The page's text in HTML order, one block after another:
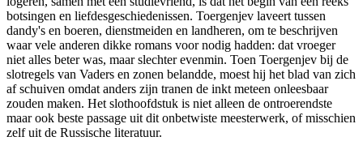
botsingen en liefdesgeschiedenissen. Toergenjev laveert tussen
dandy's en boeren, dienstmeiden en landheren, om te beschrijven
waar vele anderen dikke romans voor nodig hadden: dat vroeger
niet alles beter was, maar slechter evenmin. Toen Toergenjev bij de
slotregels van Vaders en zonen belandde, moest hij het blad van zich
af schuiven omdat anders zijn tranen de inkt meteen onleesbaar
zouden maken. Het slothoofdstuk is niet alleen de ontroerendste
maar ook beste passage uit dit onbetwiste meesterwerk, of misschien
zelf uit de Russische literatuur.